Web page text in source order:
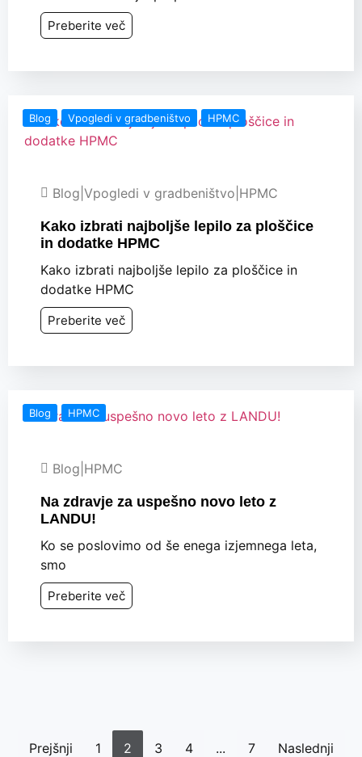
Preberite več
Blog Vpogledi v gradbeništvo HPMC
Blog Vpogledi v gradbeništvo HPMC
Kako izbrati najboljše lepilo za ploščice
in dodatke HPMC
Kako izbrati najboljše lepilo za ploščice in
dodatke HPMC
Preberite več
Blog HPMC
Blog HPMC
Na zdravje za uspešno novo leto z
LANDU!
Ko se poslovimo od še enega izjemnega leta,
smo
Preberite več
Prejšnji 1 2 3 4 ... 7 Naslednji